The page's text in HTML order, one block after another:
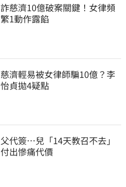
詐慈濟10億破案關鍵！女律頻
繁1動作露餡
慈濟輕易被女律師騙10億？李
怡貞拋4疑點
父代簽…兒「14天教召不去」
付出慘痛代價